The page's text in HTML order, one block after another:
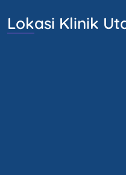
Lokasi Klinik